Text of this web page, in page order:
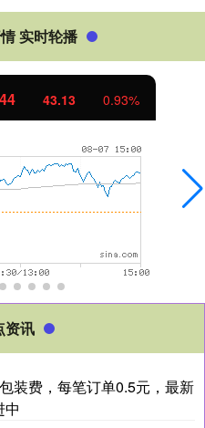
实时轮播
43.13 0.93%
资讯
装费，每笔订单0.5元，最新
中